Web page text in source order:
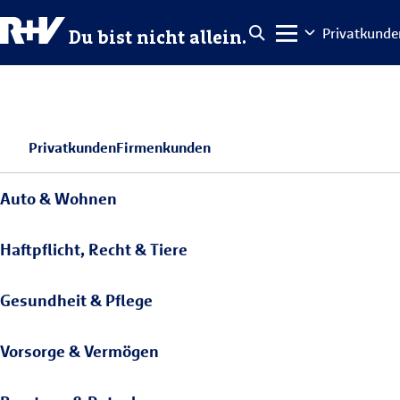
Du bist nicht allein.
PrivatkundenFirmenkunden
Auto & Wohnen
Haftpflicht, Recht & Tiere
Gesundheit & Pflege
Vorsorge & Vermögen